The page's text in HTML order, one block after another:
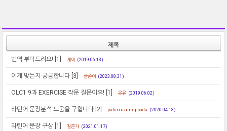
제목
번역 부탁드려요! [1] 제이 (2019.06.13)
이게 맞는지 궁금합니다 [3] 글쓴이 (2023.08.31)
OLC1 9과 EXERCISE 작문 질문이요! [1] 온유 (2019.06.02)
라틴어 문장분석 도움을 구합니다 [2] paticcasamuppada (2020.04.13)
라틴어 문장 구상 [1] 질문자 (2021.01.17)